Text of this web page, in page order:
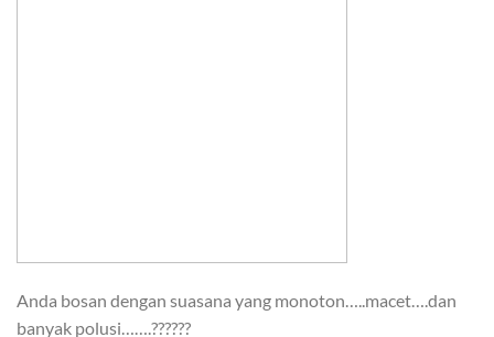
Anda bosan dengan suasana yang monoton…..macet….dan
banyak polusi…….??????